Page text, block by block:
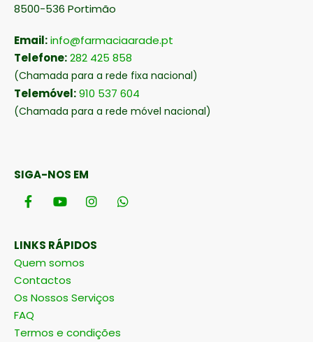
8500-536 Portimão
Email:info@farmaciaarade.pt
Telefone:282 425 858
(Chamada para a rede fixa nacional)
Telemóvel:910 537 604
(Chamada para a rede móvel nacional)
SIGA-NOS EM
LINKS RÁPIDOS
Quem somos
Contactos
Os Nossos Serviços
FAQ
Termos e condições